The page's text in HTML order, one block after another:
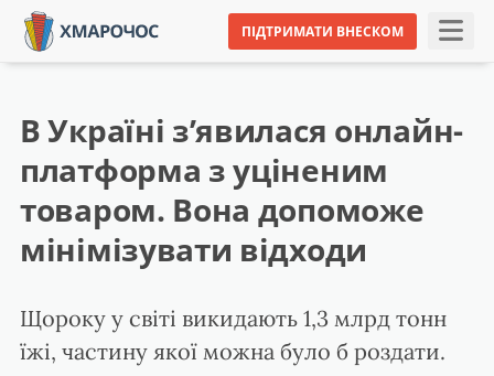
ПІДТРИМАТИ ВНЕСКОМ
В Україні з’явилася онлайн-
платформа з уціненим
товаром. Вона допоможе
мінімізувати відходи
Щороку у світі викидають 1,3 млрд тонн
їжі, частину якої можна було б роздати.